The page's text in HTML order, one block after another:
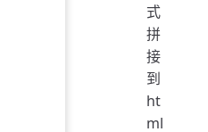
式
拼
接
到
ht
ml